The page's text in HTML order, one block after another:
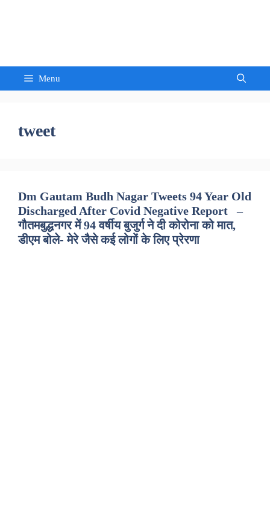
Menu
tweet
Dm Gautam Budh Nagar Tweets 94 Year Old
Discharged After Covid Negative Report –
गौतमबुद्धनगर में 94 वर्षीय बुजुर्ग ने दी कोरोना को मात,
डीएम बोले- मेरे जैसे कई लोगों के लिए प्रेरणा